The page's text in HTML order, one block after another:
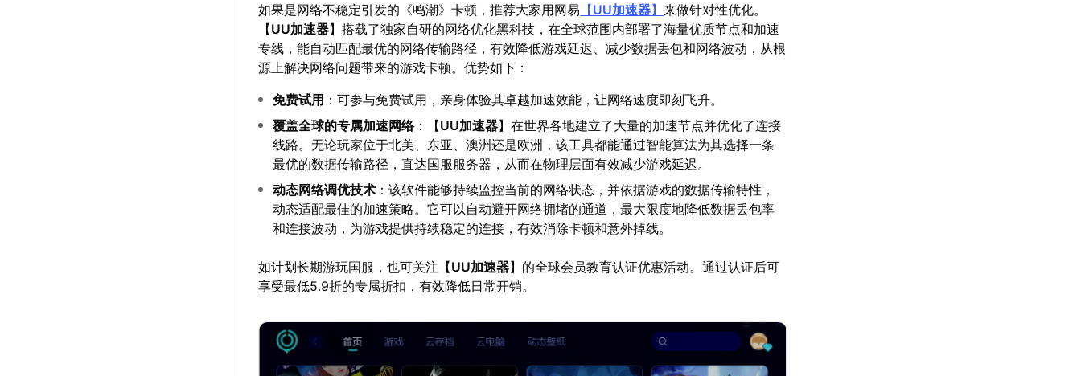
如果是网络不稳定引发的《鸣潮》卡顿，推荐大家用网易 【UU加速器】来做针对性优化。
【UU加速器】搭载了独家自研的网络优化黑科技，在全球范围内部署了海量优质节点和加速
专线，能自动匹配最优的网络传输路径，有效降低游戏延迟、减少数据丢包和网络波动，从根
源上解决网络问题带来的游戏卡顿。优势如下：
免费试用 ：可参与免费试用，亲身体验其卓越加速效能，让网络速度即刻飞升。
覆盖全球的专属加速网络：【UU加速器】在世界各地建立了大量的加速节点并优化了连接
线路。无论玩家位于北美、东亚、澳洲还是欧洲，该工具都能通过智能算法为其选择一条
最优的数据传输路径，直达国服服务器，从而在物理层面有效减少游戏延迟。
动态网络调优技术 ：该软件能够持续监控当前的网络状态，并依据游戏的数据传输特性，
动态适配最佳的加速策略。它可以自动避开网络拥堵的通道，最大限度地降低数据丢包率
和连接波动，为游戏提供持续稳定的连接，有效消除卡顿和意外掉线。
如计划长期游玩国服，也可关注【UU加速器】的全球会员教育认证优惠活动。通过认证后可
享受最低5.9折的专属折扣，有效降低日常开销。